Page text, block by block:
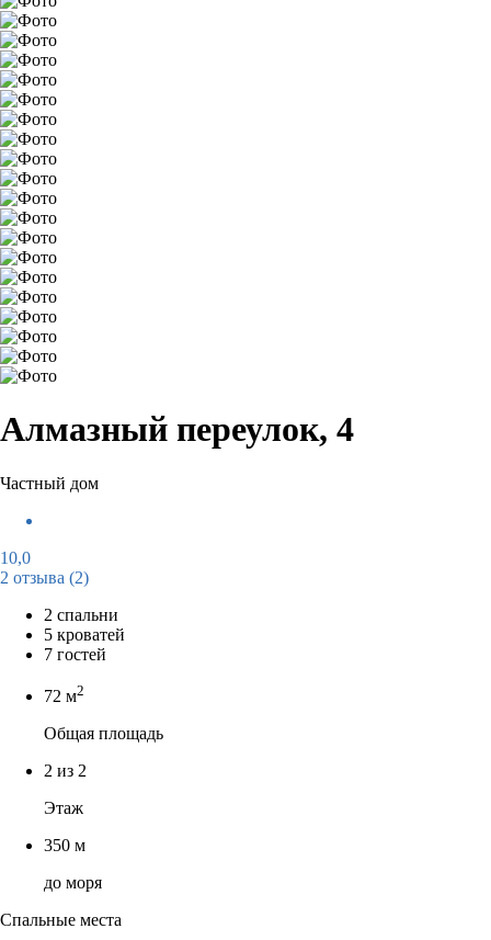
Алмазный переулок, 4
Частный дом
10,0
2 отзыва (2)
2 спальни
5 кроватей
7 гостей
72 м2
Общая площадь
2 из 2
Этаж
350 м
до моря
Спальные места